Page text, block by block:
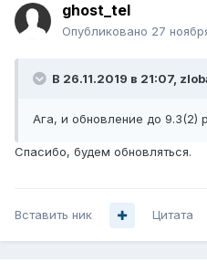
ghost_tel
Опубликовано 27
В 26.11.2019 в 21:07,
Ага, и обновление до 9.3(2)
Спасибо, будем обновляться.
Вставить ник Цитата